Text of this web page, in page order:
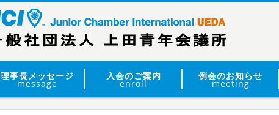
理事長メッセージ
message
入会のご案内
enroll
例会のお知らせ
meeting